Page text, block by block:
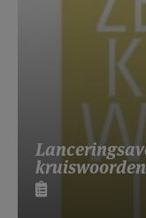
kruiswoorden